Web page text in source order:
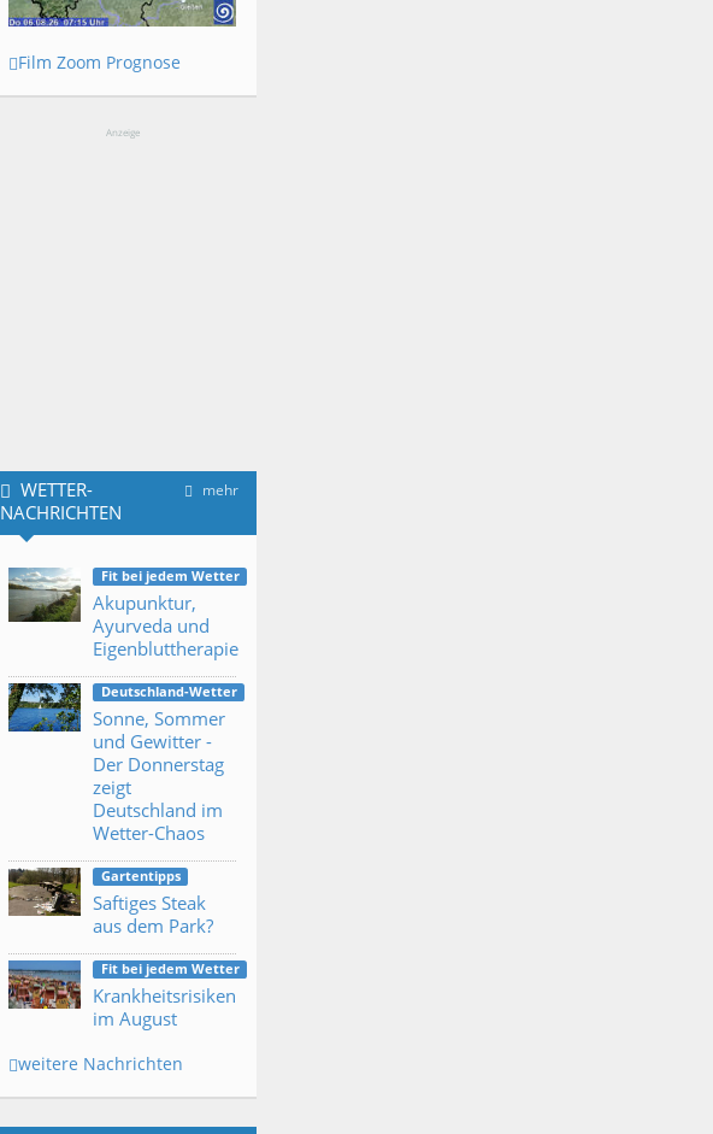
Film Zoom Prognose
Anzeige
mehr
WETTER-
NACHRICHTEN
Fit bei jedem Wetter
Akupunktur,
Ayurveda und
Eigenbluttherapie
Deutschland-Wetter
Sonne, Sommer
und Gewitter -
Der Donnerstag
zeigt
Deutschland im
Wetter-Chaos
Gartentipps
Saftiges Steak
aus dem Park?
Fit bei jedem Wetter
Krankheitsrisiken
im August
weitere Nachrichten